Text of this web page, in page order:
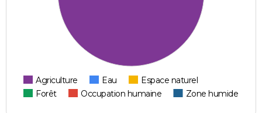
Agriculture Eau
Espace naturel
Forêt
Occupation humaine Zone humide